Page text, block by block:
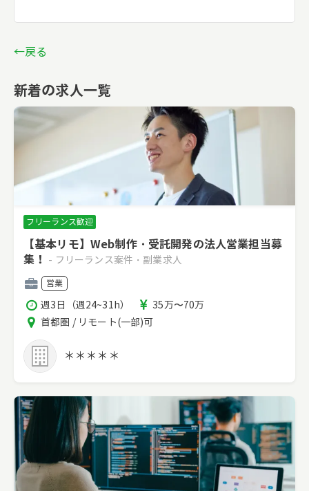
←戻る
新着の求人一覧
フリーランス歓迎
【基本リモ】Web制作・受託開発の法人営業担当募
集！
- フリーランス案件・副業求人
職
種
営業
稼
働
時
間
週3日（週24~31h）
報
酬
35万〜70万
エ
ア
首都圏 / リモート(一部)可
＊＊＊＊＊